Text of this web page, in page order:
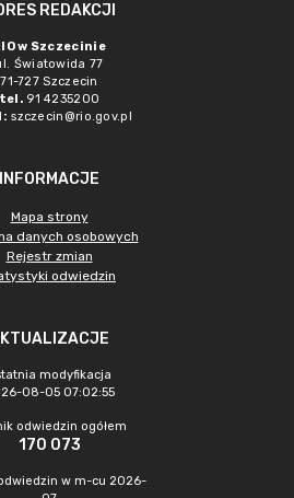
REDAKCJI
w Szczecinie
Światowida 77
71-727 Szczecin
tel. 91 4235200
szczecin@rio.gov.pl
INFORMACJE
Mapa strony
danych osobowych
Rejestr zmian
odwiedzin
modyfikacja
08-05 07:02:55
odwiedzin ogółem
170 073
w m-cu 2026-